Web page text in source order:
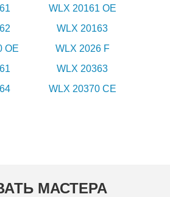
WLX 20161 OE
WLX 20163
OE
WLX 2026 F
WLX 20363
WLX 20370 CE
МАСТЕРА